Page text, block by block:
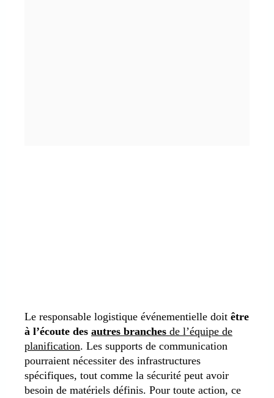
Le responsable logistique événementielle doit être
à l’écoute des autres branches de l’équipe de
planification. Les supports de communication
pourraient nécessiter des infrastructures
spécifiques, tout comme la sécurité peut avoir
besoin de matériels définis. Pour toute action, ce